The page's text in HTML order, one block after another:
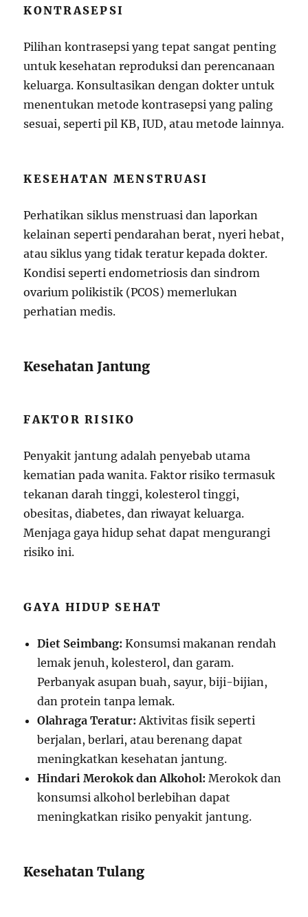
KONTRASEPSI
Pilihan kontrasepsi yang tepat sangat penting
untuk kesehatan reproduksi dan perencanaan
keluarga. Konsultasikan dengan dokter untuk
menentukan metode kontrasepsi yang paling
sesuai, seperti pil KB, IUD, atau metode lainnya.
KESEHATAN MENSTRUASI
Perhatikan siklus menstruasi dan laporkan
kelainan seperti pendarahan berat, nyeri hebat,
atau siklus yang tidak teratur kepada dokter.
Kondisi seperti endometriosis dan sindrom
ovarium polikistik (PCOS) memerlukan
perhatian medis.
Kesehatan Jantung
FAKTOR RISIKO
Penyakit jantung adalah penyebab utama
kematian pada wanita. Faktor risiko termasuk
tekanan darah tinggi, kolesterol tinggi,
obesitas, diabetes, dan riwayat keluarga.
Menjaga gaya hidup sehat dapat mengurangi
risiko ini.
GAYA HIDUP SEHAT
Diet Seimbang: Konsumsi makanan rendah
lemak jenuh, kolesterol, dan garam.
Perbanyak asupan buah, sayur, biji-bijian,
dan protein tanpa lemak.
Olahraga Teratur: Aktivitas fisik seperti
berjalan, berlari, atau berenang dapat
meningkatkan kesehatan jantung.
Hindari Merokok dan Alkohol: Merokok dan
konsumsi alkohol berlebihan dapat
meningkatkan risiko penyakit jantung.
Kesehatan Tulang